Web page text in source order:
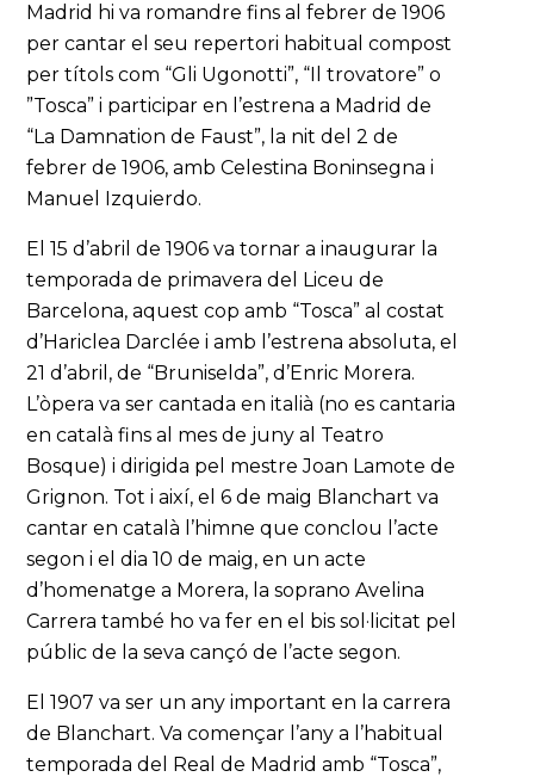
Madrid hi va romandre fins al febrer de 1906
per cantar el seu repertori habitual compost
per títols com “Gli Ugonotti”, “Il trovatore” o
”Tosca” i participar en l’estrena a Madrid de
“La Damnation de Faust”, la nit del 2 de
febrer de 1906, amb Celestina Boninsegna i
Manuel Izquierdo.
El 15 d’abril de 1906 va tornar a inaugurar la
temporada de primavera del Liceu de
Barcelona, aquest cop amb “Tosca” al costat
d’Hariclea Darclée i amb l’estrena absoluta, el
21 d’abril, de “Bruniselda”, d’Enric Morera.
L’òpera va ser cantada en italià (no es cantaria
en català fins al mes de juny al Teatro
Bosque) i dirigida pel mestre Joan Lamote de
Grignon. Tot i així, el 6 de maig Blanchart va
cantar en català l’himne que conclou l’acte
segon i el dia 10 de maig, en un acte
d’homenatge a Morera, la soprano Avelina
Carrera també ho va fer en el bis sol·licitat pel
públic de la seva cançó de l’acte segon.
El 1907 va ser un any important en la carrera
de Blanchart. Va començar l’any a l’habitual
temporada del Real de Madrid amb “Tosca”,